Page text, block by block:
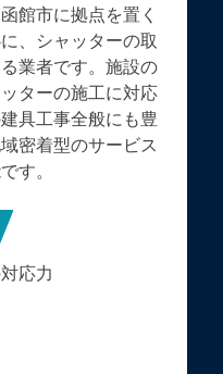
館市に拠点を置く
、シャッターの取
業者です。​施設の
ターの施工に対応
具工事全般にも豊
密着型のサービス
す。​
応力